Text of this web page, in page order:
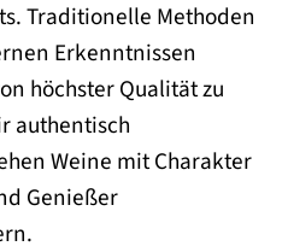
Traditionelle Methoden
Erkenntnissen
höchster Qualität zu
authentisch
Weine mit Charakter
Genießer